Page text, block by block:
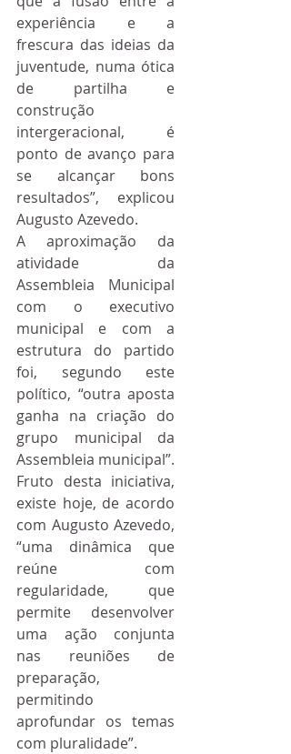
experiência e a
frescura das ideias da
juventude, numa ótica
de partilha e
construção
intergeracional, é
ponto de avanço para
se alcançar bons
resultados”, explicou
Augusto Azevedo.
A aproximação da
atividade da
Assembleia Municipal
com o executivo
municipal e com a
estrutura do partido
foi, segundo este
político, “outra aposta
ganha na criação do
grupo municipal da
Assembleia municipal”.
Fruto desta iniciativa,
existe hoje, de acordo
com Augusto Azevedo,
“uma dinâmica que
reúne com
regularidade, que
permite desenvolver
uma ação conjunta
nas reuniões de
preparação,
permitindo
aprofundar os temas
com pluralidade”.